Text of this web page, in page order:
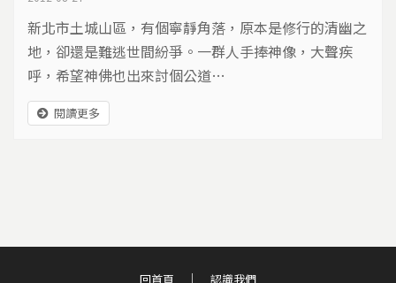
新北市土城山區，有個寧靜角落，原本是修行的清幽之
地，卻還是難逃世間紛爭。一群人手捧神像，大聲疾
呼，希望神佛也出來討個公道…
閱讀更多
回首頁 認識我們